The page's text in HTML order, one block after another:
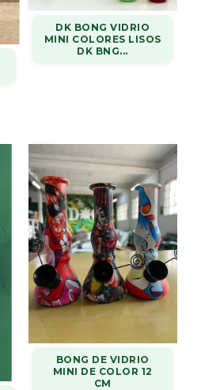
DK BONG VIDRIO
MINI COLORES LISOS
DK BNG...
BONG DE VIDRIO
MINI DE COLOR 12
CM